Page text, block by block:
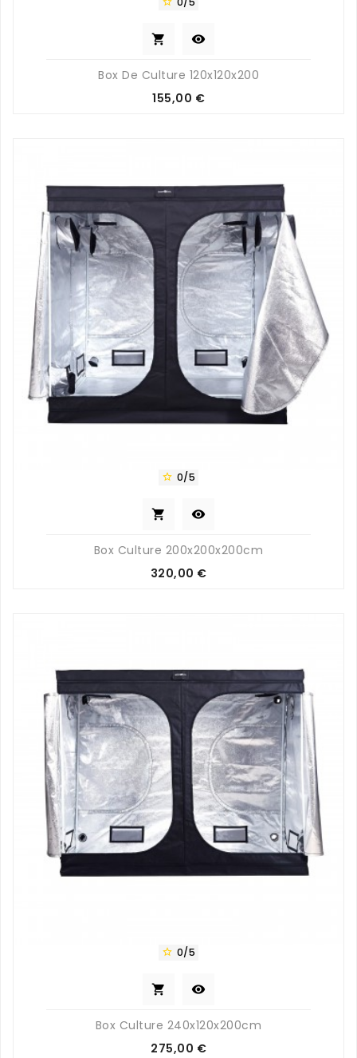
 
Box De Culture 120x120x200
Prix
155,00 €
 0/5
 
Box Culture 200x200x200cm
Prix
320,00 €
 0/5
 
Box Culture 240x120x200cm
Prix
275,00 €